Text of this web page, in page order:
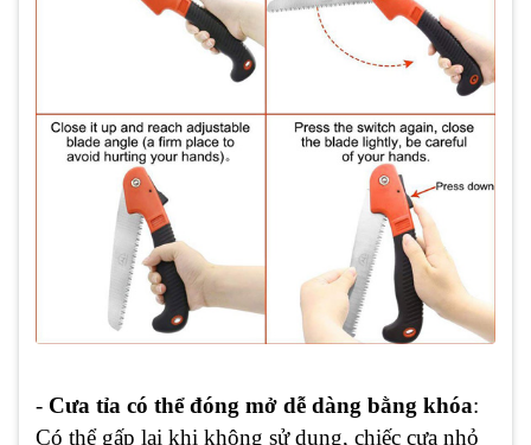
- Cưa tỉa có thể đóng mở dễ dàng bằng khóa:
Có thể gấp lại khi không sử dụng, chiếc cưa nhỏ